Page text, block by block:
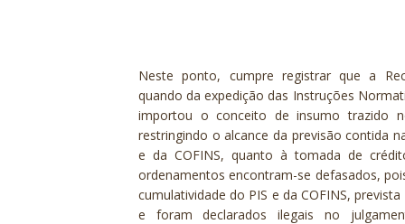
Neste ponto, cumpre registrar que a
quando da expedição das Instruções
importou o conceito de insumo trazido
restringindo o alcance da previsão contida
e da COFINS, quanto à tomada de
ordenamentos encontram-se defasados,
cumulatividade do PIS e da COFINS,
e foram declarados ilegais no